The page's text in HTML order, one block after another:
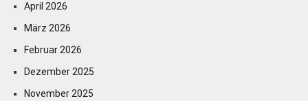
April 2026
März 2026
Februar 2026
Dezember 2025
November 2025